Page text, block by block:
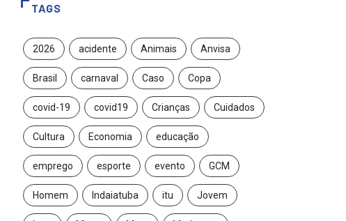
TAGS
2026 acidente Animais Anvisa
Brasil carnaval Caso Copa
covid-19 covid19 Crianças Cuidados
Cultura Economia educação
emprego esporte evento GCM
Homem Indaiatuba itu Jovem